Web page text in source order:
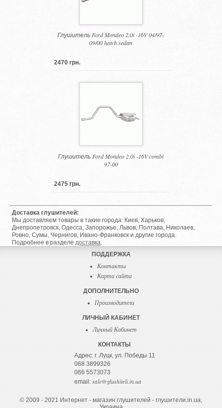
Глушитель Ford Mondeo 2.0i -16V 04/97-
09/00 hatch.sedan
2470 грн.
Глушитель Ford Mondeo 2.0i -16V combi
97-00
2475 грн.
Доставка глушителей:
Мы доставляем товары в такие города: Киев, Харьков,
Днепропетровск, Одесса, Запорожье, Львов, Полтава, Николаев,
Ровно, Сумы, Чернигов, Ивано-Франковск и другие города.
Подробнее в разделедоставка.
ПОДДЕРЖКА
Контакты
Карта сайта
ДОПОЛНИТЕЛЬНО
Производители
ЛИЧНЫЙ КАБИНЕТ
Личный Кабинет
КОНТАКТЫ
Адрес: г. Луцк, ул. Победы 11
068 3899326
066 5573073
email: sale@glushiteli.in.ua
© 2009 - 2021 Интернет - магазин глушителей - глушители.in.ua,